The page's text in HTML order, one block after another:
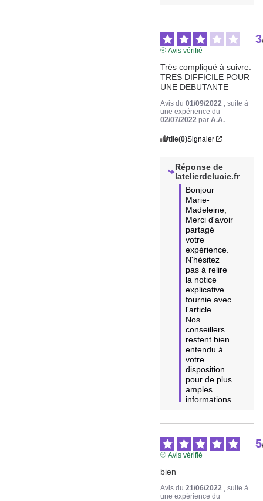
3
Avis vérifié
Très compliqué à suivre.
TRES DIFFICILE POUR
UNE DEBUTANTE
Avis du01/09/2022
, suite à
une expérience du
02/07/2022 parA.A.
Utile(0)Signaler
Réponse de
latelierdelucie.fr
Bonjour
Marie-
Madeleine,
Merci d'avoir
partagé
votre
expérience.
N'hésitez
pas à relire
la notice
explicative
fournie avec
l'article .
Nos
conseillers
restent bien
entendu à
votre
disposition
pour de plus
amples
informations.
5
Avis vérifié
bien
Avis du21/06/2022
, suite à
une expérience du